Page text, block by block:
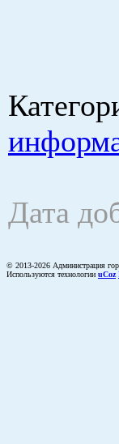
Дата
© 2013-2026 Администрация
Используются технологии uCoz